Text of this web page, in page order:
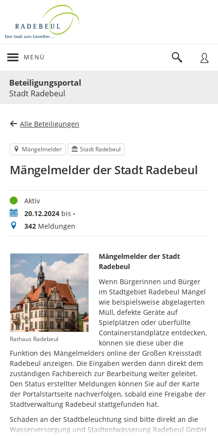
MENÜ
Beteiligungsportal
Stadt Radebeul
Alle Beteiligungen
Mängelmelder Stadt Radebeul
Mängelmelder der Stadt Radebeul
StatusAktiv
Zeitraum20.12.2024 bis -
Meldungen
342 Meldungen
Rathaus Radebeul
Mängelmelder der Stadt
Radebeul
Wenn Bürgerinnen und Bürger
im Stadtgebiet Radebeul Mängel
wie beispielsweise abgelagerten
Müll, defekte Geräte auf
Spielplätzen oder überfüllte
Containerstandplätze entdecken,
können sie diese über die
Funktion des Mängelmelders online der Großen Kreisstadt
Radebeul anzeigen. Die Eingaben werden dann direkt dem
zuständigen Fachbereich zur Bearbeitung weiter geleitet.
Den Status erstellter Meldungen können Sie auf der Karte
der Portalstartseite nachverfolgen, sobald eine Freigabe der
Stadtverwaltung Radebeul stattgefunden hat.
Schäden an der Stadtbeleuchtung sind bitte direkt an die
Wasserversorgung und Stadtentwässerung Radebeul GmbH